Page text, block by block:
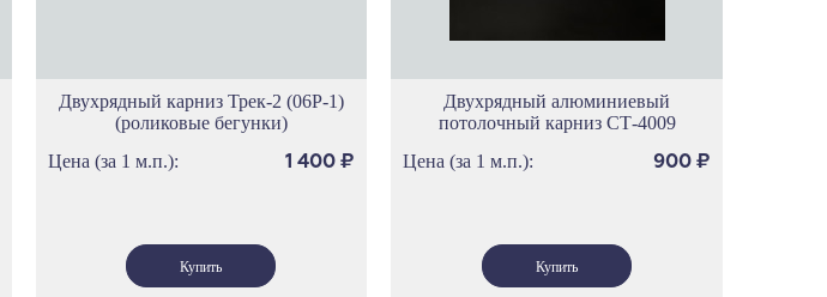
Двухрядный карниз Трек-2 (06Р-1)
(роликовые бегунки)
Цена (за 1 м.п.):
1 400₽
Двухрядный алюминиевый
потолочный карниз СТ-4009
Цена (за 1 м.п.):
900 ₽